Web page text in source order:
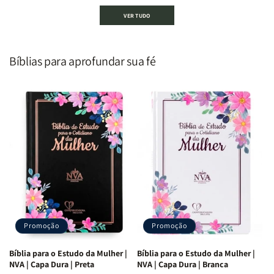
o
Coração
Deus
Ribeiro
Devocional
o
Deus
|
Adriel
Ribeiro
Devocional
|
Penkal
Penkal
VER TUDO
Bíblias para aprofundar sua fé
Promoção
Bíblia para o Estudo da Mulher |
NVA | Capa Dura | Preta
Promoção
Bíblia para o Estudo da Mulher |
NVA | Capa Dura | Branca